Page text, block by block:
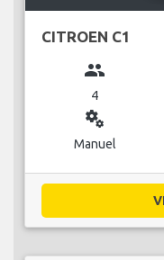
CITROEN C1
group
4
miscellaneous_services
Manuel